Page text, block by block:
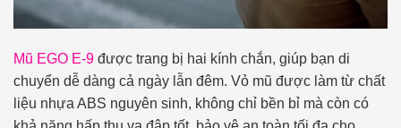
Mũ EGO E-9 được trang bị hai kính chắn, giúp bạn di
chuyển dễ dàng cả ngày lẫn đêm. Vỏ mũ được làm từ chất
liệu nhựa ABS nguyên sinh, không chỉ bền bỉ mà còn có